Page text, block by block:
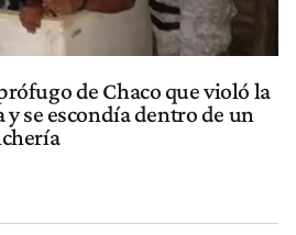
de Chaco que violó la
se escondía dentro de un